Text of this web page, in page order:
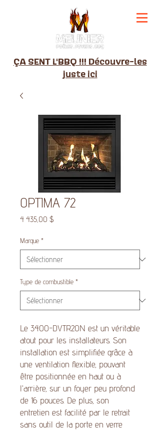
ÇA SENT L'BBQ !!! Découvre-les
juste ici
OPTIMA 72
4 435,00 $
Marque *
Type de combustible *
Le 3400-DVTR20N est un véritable
atout pour les installateurs. Son
installation est simplifiée grâce à
une ventilation flexible, pouvant
être positionnée en haut ou à
l'arrière, sur un foyer peu profond
de 16 pouces. De plus, son
entretien est facilité par le retrait
sans outil de la porte en verre